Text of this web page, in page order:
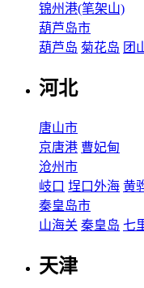
锦州港(笔架山)
葫芦岛市
葫芦岛 菊花岛 团
河北
唐山市
京唐港 曹妃甸
沧州市
岐口 埕口外海 黄
秦皇岛市
山海关 秦皇岛 七
天津